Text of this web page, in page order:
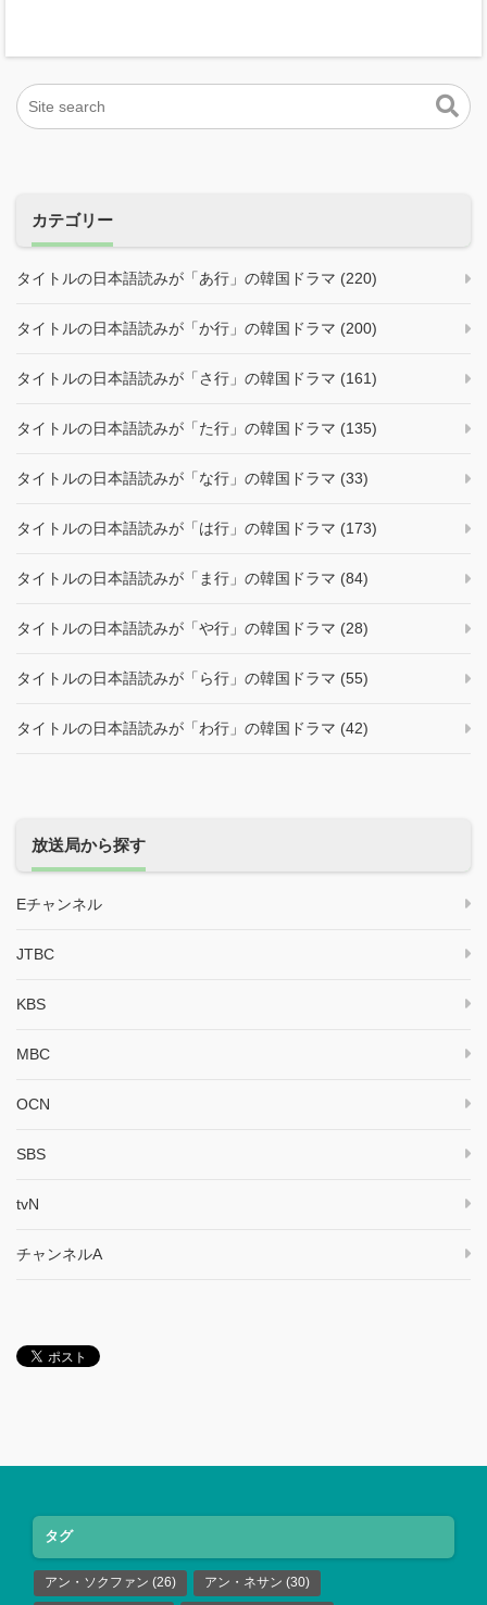
カテゴリー
タイトルの日本語読みが「あ行」の韓国ドラマ (220)
タイトルの日本語読みが「か行」の韓国ドラマ (200)
タイトルの日本語読みが「さ行」の韓国ドラマ (161)
タイトルの日本語読みが「た行」の韓国ドラマ (135)
タイトルの日本語読みが「な行」の韓国ドラマ (33)
タイトルの日本語読みが「は行」の韓国ドラマ (173)
タイトルの日本語読みが「ま行」の韓国ドラマ (84)
タイトルの日本語読みが「や行」の韓国ドラマ (28)
タイトルの日本語読みが「ら行」の韓国ドラマ (55)
タイトルの日本語読みが「わ行」の韓国ドラマ (42)
放送局から探す
Eチャンネル
JTBC
KBS
MBC
OCN
SBS
tvN
チャンネルA
タグ
アン・ソクファン (26) アン・ネサン (30)